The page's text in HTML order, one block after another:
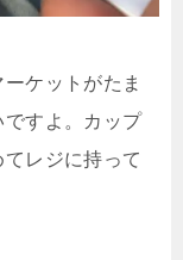
ケットがたま
すよ。カップ
レジに持って